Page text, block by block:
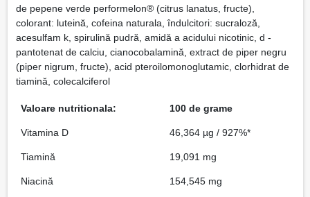
de pepene verde performelon® (citrus lanatus, fructe),
colorant: luteină, cofeina naturala, îndulcitori: sucraloză,
acesulfam k, spirulină pudră, amidă a acidului nicotinic, d -
pantotenat de calciu, cianocobalamină, extract de piper negru
(piper nigrum, fructe), acid pteroilomonoglutamic, clorhidrat de
tiamină, colecalciferol
Valoare nutritionala: 100 de grame
Vitamina D 46,364 µg / 927%*
Tiamină 19,091 mg
Niacină 154,545 mg